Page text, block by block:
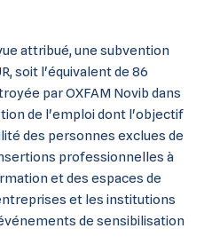
attribué, une subvention
soit l'équivalent de 86
par OXFAM Novib dans
de l'emploi dont l'objectif
des personnes exclues de
professionnelles à
et des espaces de
et les institutions
de sensibilisation